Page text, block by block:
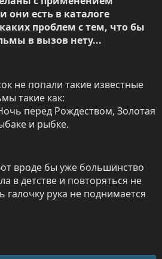
они есть в каталоге
проблем с тем, что бы
в вызов нету...
не попали такие известные
такие как:
перед Рождеством, Золотая
и рыбке.
вроде бы уже большинство
в детстве и повторяться не
галочку рука не поднимается